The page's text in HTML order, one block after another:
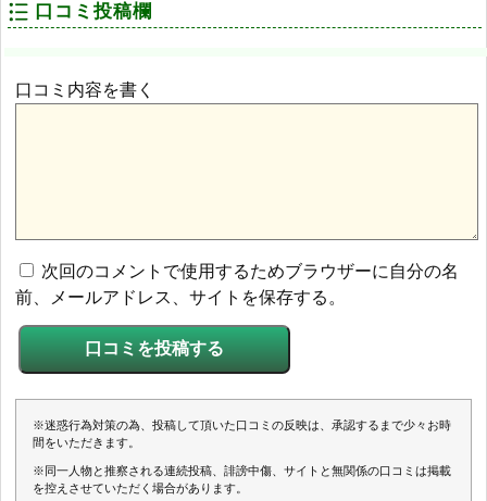
口コミ投稿欄
口コミ内容を書く
次回のコメントで使用するためブラウザーに自分の名
前、メールアドレス、サイトを保存する。
※迷惑行為対策の為、投稿して頂いた口コミの反映は、承認するまで少々お時
間をいただきます。
※同一人物と推察される連続投稿、誹謗中傷、サイトと無関係の口コミは掲載
を控えさせていただく場合があります。